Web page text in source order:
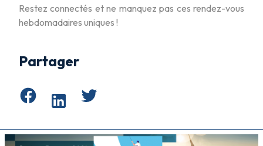
Restez connectés et ne manquez pas ces rendez-vous
hebdomadaires uniques !
Partager